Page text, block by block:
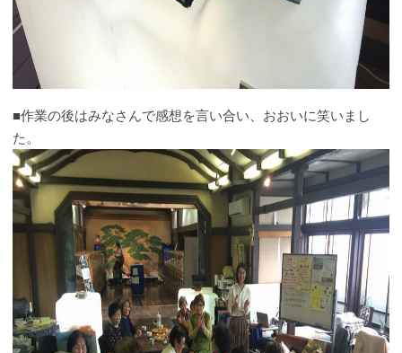
■作業の後はみなさんで感想を言い合い、おおいに笑いまし
た。